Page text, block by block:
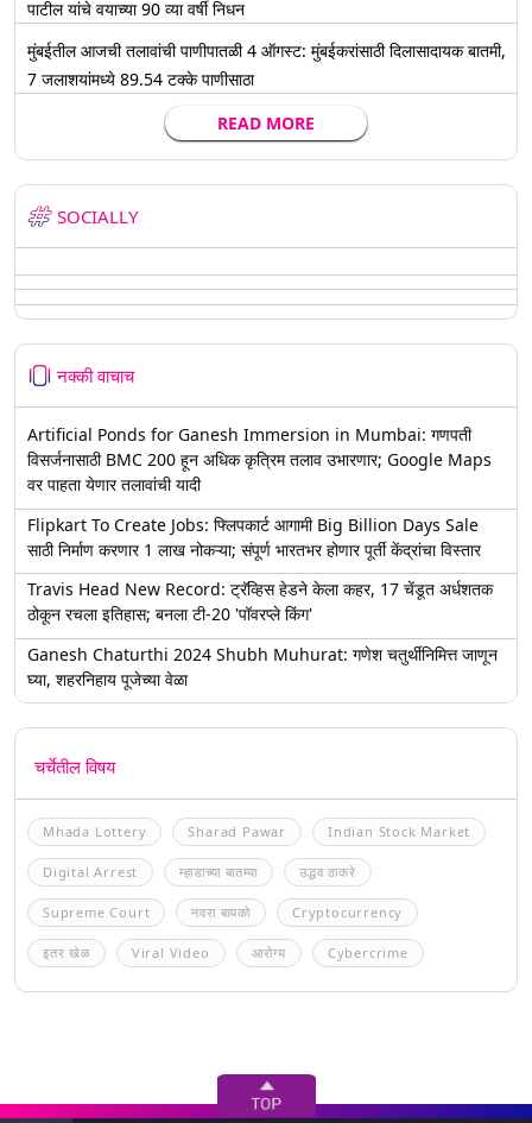
पाटील यांचे वयाच्या 90 व्या वर्षी निधन
मुंबईतील आजची तलावांची पाणीपातळी 4 ऑगस्ट: मुंबईकरांसाठी दिलासादायक बातमी,
7 जलाशयांमध्ये 89.54 टक्के पाणीसाठा
READ MORE
SOCIALLY
नक्की वाचाच
Artificial Ponds for Ganesh Immersion in Mumbai: गणपती
विसर्जनासाठी BMC 200 हून अधिक कृत्रिम तलाव उभारणार; Google Maps
वर पाहता येणार तलावांची यादी
Flipkart To Create Jobs: फ्लिपकार्ट आगामी Big Billion Days Sale
साठी निर्माण करणार 1 लाख नोकऱ्या; संपूर्ण भारतभर होणार पूर्ती केंद्रांचा विस्तार
Travis Head New Record: ट्रॅव्हिस हेडने केला कहर, 17 चेंडूत अर्धशतक
ठोकून रचला इतिहास; बनला टी-20 'पॉवरप्ले किंग'
Ganesh Chaturthi 2024 Shubh Muhurat: गणेश चतुर्थीनिमित्त जाणून
घ्या, शहरनिहाय पूजेच्या वेळा
चर्चेतील विषय
Mhada Lottery Sharad Pawar Indian Stock Market
Digital Arrest म्हाडाच्या बातम्या उद्धव ठाकरे
Supreme Court नवरा बायको Cryptocurrency
इतर खेळ Viral Video आरोग्य Cybercrime